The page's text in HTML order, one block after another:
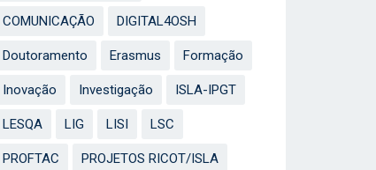
COMUNICAÇÃO DIGITAL4OSH
Doutoramento Erasmus Formação
Inovação Investigação ISLA-IPGT
LESQA LIG LISI LSC
PROFTAC PROJETOS RICOT/ISLA